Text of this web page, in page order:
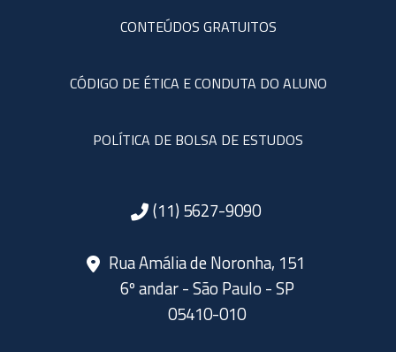
CONTEÚDOS GRATUITOS
CÓDIGO DE ÉTICA E CONDUTA DO ALUNO
POLÍTICA DE BOLSA DE ESTUDOS
(11) 5627-9090
Rua Amália de Noronha, 151
6º andar - São Paulo - SP
05410-010